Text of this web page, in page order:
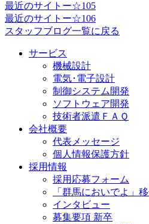
最近のサイトー☆105
最近のサイトー☆106
スタッフブログ一覧に戻る
サービス
機械設計
電気･電子設計
制御システム開発
ソフトウェア開発
技術者派遣ＦＡＱ
会社概要
代表メッセージ
個人情報保護方針
採用情報
採用応募フォーム
「群馬においでよ」
インタビュー
募集要項 新卒